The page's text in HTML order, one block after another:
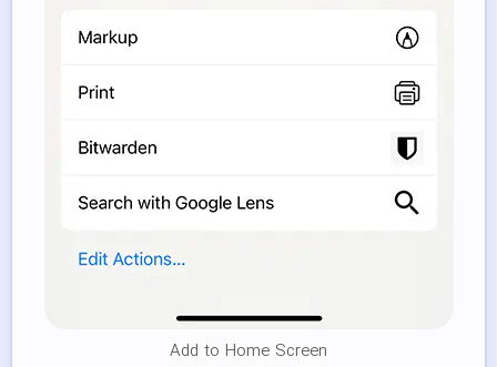
Add to Home Screen